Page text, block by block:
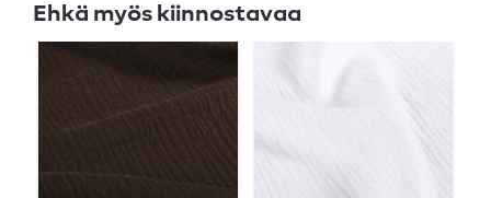
Ehkä myös kiinnostavaa